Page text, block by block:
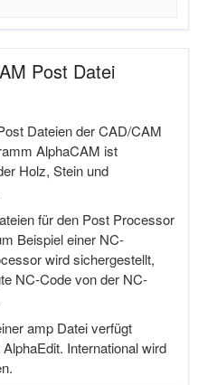
Post Datei
Dateien der CAD/CAM
AlphaCAM ist
Holz, Stein und
für den Post Processor
Beispiel einer NC-
wird sichergestellt,
NC-Code von der NC-
amp Datei verfügt
International wird